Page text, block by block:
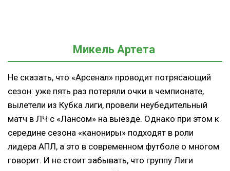
Микель Артета
Не сказать, что «Арсенал» проводит потрясающий
сезон: уже пять раз потеряли очки в чемпионате,
вылетели из Кубка лиги, провели неубедительный
матч в ЛЧ с «Лансом» на выезде. Однако при этом к
середине сезона «канониры» подходят в роли
лидера АПЛ, а это в современном футболе о многом
говорит. И не стоит забывать, что группу Лиги